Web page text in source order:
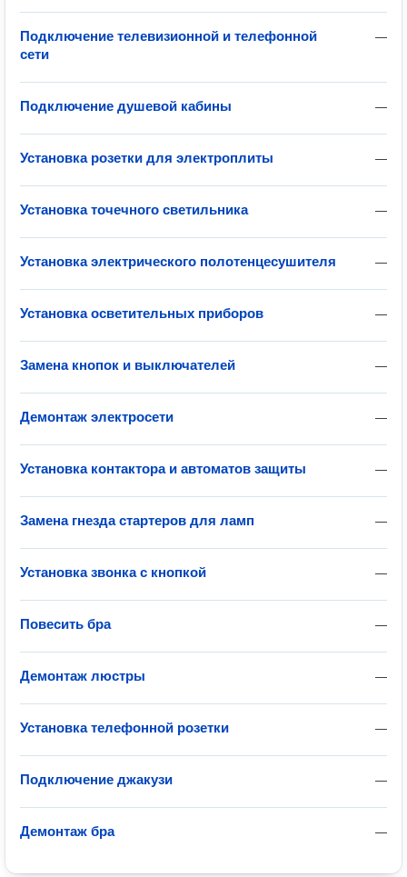
—
Подключение телевизионной и телефонной
сети
—
Подключение душевой кабины
—
Установка розетки для электроплиты
—
Установка точечного светильника
—
Установка электрического полотенцесушителя
—
Установка осветительных приборов
—
Замена кнопок и выключателей
—
Демонтаж электросети
—
Установка контактора и автоматов защиты
—
Замена гнезда стартеров для ламп
—
Установка звонка с кнопкой
—
Повесить бра
—
Демонтаж люстры
—
Установка телефонной розетки
—
Подключение джакузи
—
Демонтаж бра